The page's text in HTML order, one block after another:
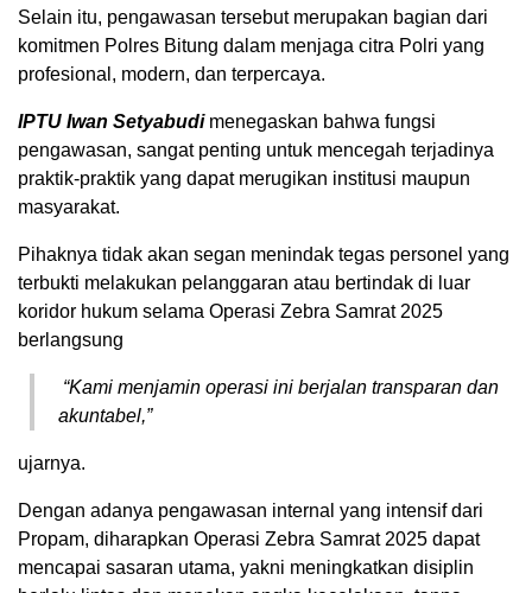
Selain itu, pengawasan tersebut merupakan bagian dari
komitmen Polres Bitung dalam menjaga citra Polri yang
profesional, modern, dan terpercaya.
​IPTU Iwan Setyabudimenegaskan bahwa fungsi
pengawasan, sangat penting untuk mencegah terjadinya
praktik-praktik yang dapat merugikan institusi maupun
masyarakat.
Pihaknya tidak akan segan menindak tegas personel yang
terbukti melakukan pelanggaran atau bertindak di luar
koridor hukum selama Operasi Zebra Samrat 2025
berlangsung
“Kami menjamin operasi ini berjalan transparan dan
akuntabel,”
ujarnya.
​Dengan adanya pengawasan internal yang intensif dari
Propam, diharapkan Operasi Zebra Samrat 2025 dapat
mencapai sasaran utama, yakni meningkatkan disiplin